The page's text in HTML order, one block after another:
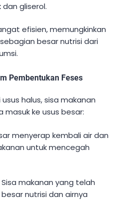
gliserol.
efisien, memungkinkan
besar nutrisi dari
Pembentukan Feses
halus, sisa makanan
ke usus besar:
menyerap kembali air dan
untuk mencegah
makanan yang telah
nutrisi dan airnya